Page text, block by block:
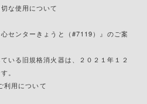
な使用について
センターきょうと（#7119）』のご案
いる旧規格消火器は、２０２１年１２
。
利用について